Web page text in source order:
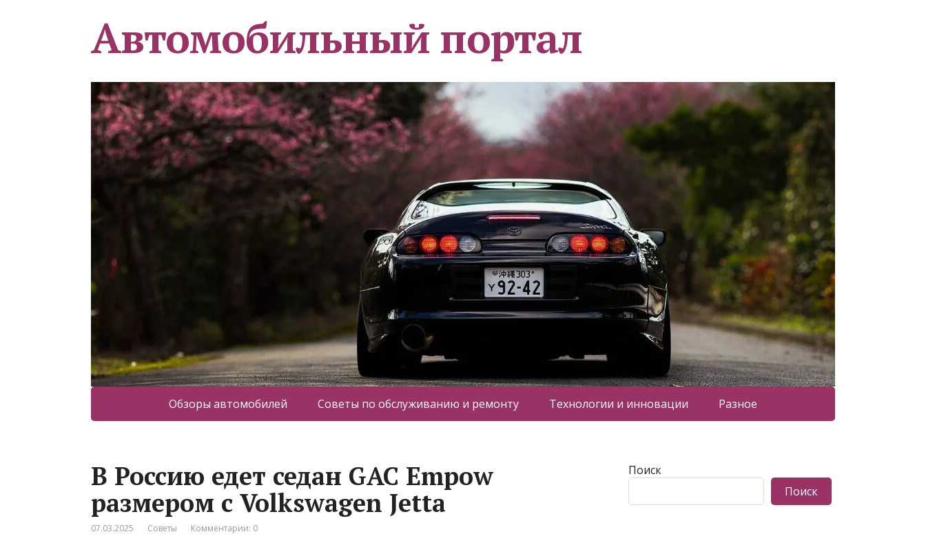
Автомобильный портал
Обзоры автомобилей Советы по обслуживанию и ремонту Технологии и инновации Разное
В Россию едет седан GAC Empow
размером с Volkswagen Jetta
07.03.2025 Советы Комментарии: 0
Поиск
Поиск